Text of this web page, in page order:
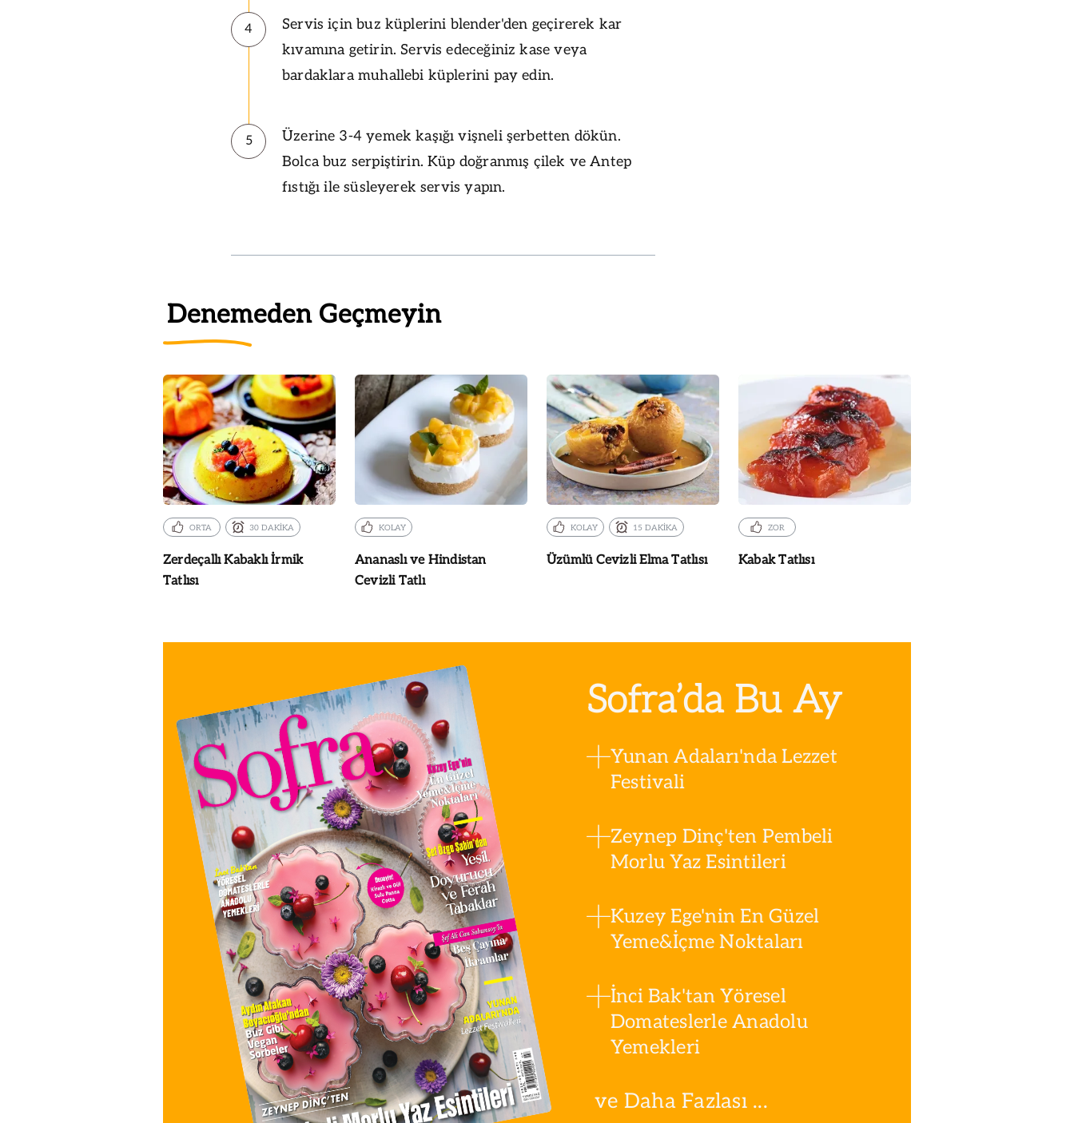
4
Servis için buz küplerini blender'den geçirerek kar
kıvamına getirin. Servis edeceğiniz kase veya
bardaklara muhallebi küplerini pay edin.
5
Üzerine 3-4 yemek kaşığı vişneli şerbetten dökün.
Bolca buz serpiştirin. Küp doğranmış çilek ve Antep
fıstığı ile süsleyerek servis yapın.
Denemeden Geçmeyin
ORTA 30 DAKİKA
Zerdeçallı Kabaklı İrmik
Tatlısı
KOLAY
Ananaslı ve Hindistan
Cevizli Tatlı
KOLAY 15 DAKİKA
Üzümlü Cevizli Elma Tatlısı
ZOR
Kabak Tatlısı
Sofra’da Bu Ay
Yunan Adaları'nda Lezzet
Festivali
Zeynep Dinç'ten Pembeli
Morlu Yaz Esintileri
Kuzey Ege'nin En Güzel
Yeme&İçme Noktaları
İnci Bak'tan Yöresel
Domateslerle Anadolu
Yemekleri
ve Daha Fazlası ...